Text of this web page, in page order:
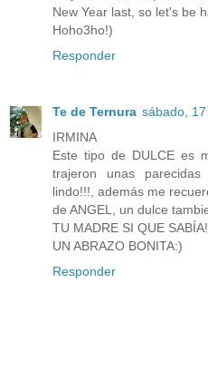
New Year last, so let's be
Hoho3ho!)
Responder
Te de Ternura sábado,
IRMINA
Este tipo de DULCE es
trajeron unas
lindo!!!, además me
de ANGEL, un dulce
TU MADRE SI QUE
UN ABRAZO BONITA:)
Responder